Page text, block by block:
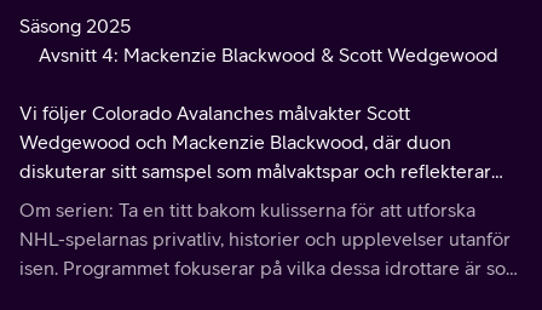
Säsong 2025
Avsnitt 4: Mackenzie Blackwood & Scott Wedgewood
Vi följer Colorado Avalanches målvakter Scott
Wedgewood och Mackenzie Blackwood, där duon
diskuterar sitt samspel som målvaktspar och reflekterar
över sina favoritmasker bland klassikerna.
Om serien: Ta en titt bakom kulisserna för att utforska
NHL-spelarnas privatliv, historier och upplevelser utanför
isen. Programmet fokuserar på vilka dessa idrottare är som